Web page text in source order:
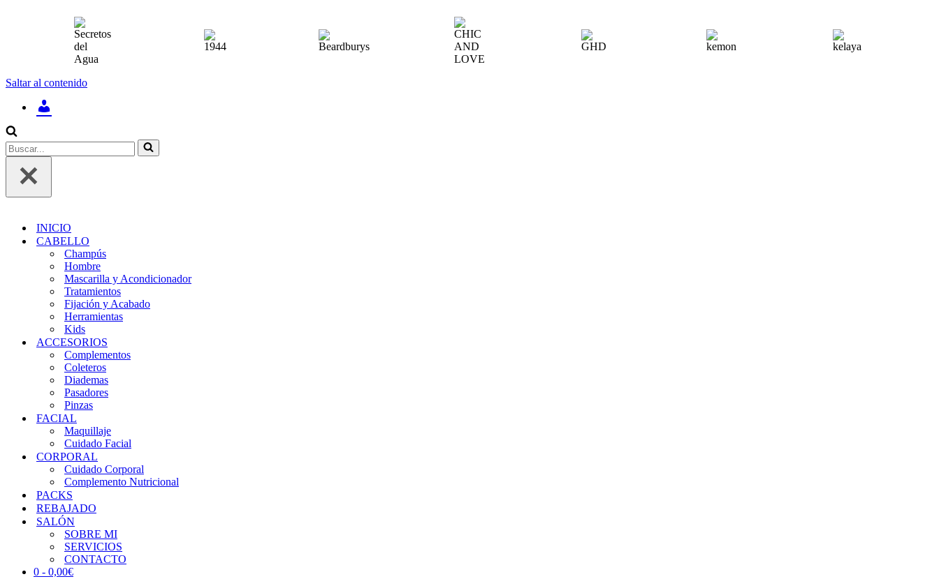
Saltar al contenido
SESIÓN
REGÍSTRATE
Buscar...
INICIO
CABELLO
Champús
Hombre
Mascarilla y Acondicionador
Tratamientos
Fijación y Acabado
Herramientas
Kids
ACCESORIOS
Complementos
Coleteros
Diademas
Pasadores
Pinzas
FACIAL
Maquillaje
Cuidado Facial
CORPORAL
Cuidado Corporal
Complemento Nutricional
PACKS
REBAJADO
SALÓN
SOBRE MI
SERVICIOS
CONTACTO
0 - 0,00€